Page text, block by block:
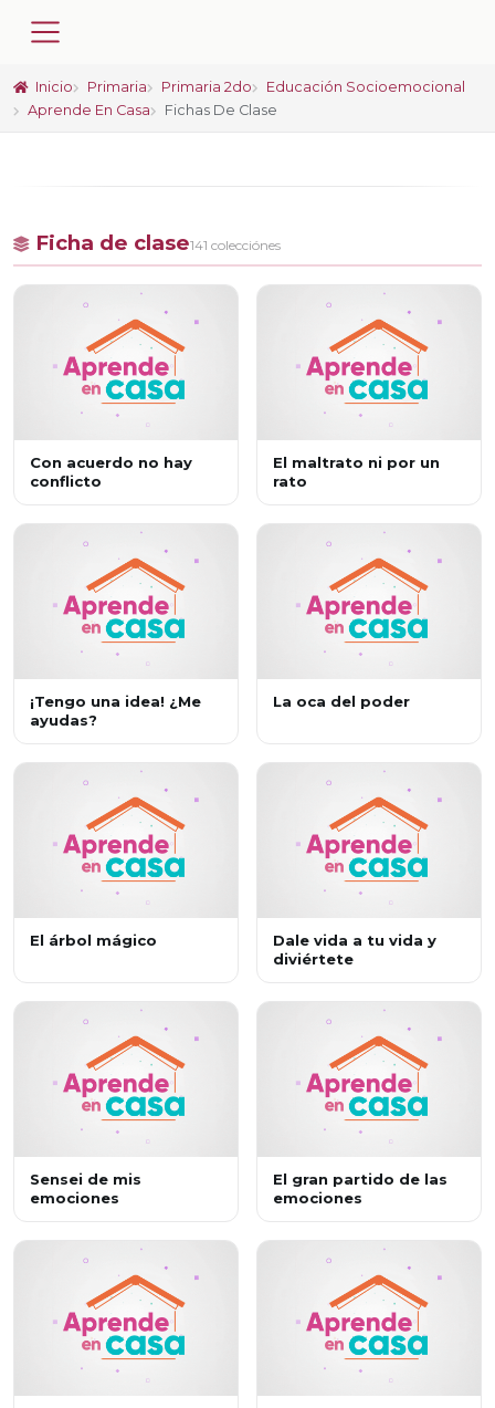
Inicio Primaria Primaria 2do
Educación Socioemocional
Aprende En Casa
Fichas De Clase
Ficha de clase141 colecciónes
Con acuerdo no hay
conflicto
El maltrato ni por un
rato
¡Tengo una idea! ¿Me
ayudas?
La oca del poder
El árbol mágico
Dale vida a tu vida y
diviértete
Sensei de mis
emociones
El gran partido de las
emociones